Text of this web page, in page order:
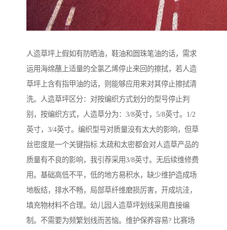
人造草坪上假如有防晒油，鞋油和圆珠笔油的话，需求
运用海绵蘸上适量的全氯乙烯停止来回的擦拭，若人造
草坪上含有指甲油的话，则能够应用来对其停止擦拭清
洗。人造草坪区分：对按编织方式划分的型号停止判
别，按编织方式，人造草分为：3/8英寸，5/8英寸。1/2
英寸，3/4英寸。编织型号对质量没有太大的影响，但草
丝密度是一个关键指标.太疏和太密都会对人造草产品的
质量有不良的影响，我引荐采用3/8英寸。无后续维修费
用。基础高低不平，低的地方易积水，缺少维护造成场
地板结，排水不畅，局部草纤维磨损厉害，开成坑洼，
填充物材料不合理。幼儿园人造草坪划线采用直接编
制。不需要为频繁划线而苦恼。维护保养容易? 比赛场